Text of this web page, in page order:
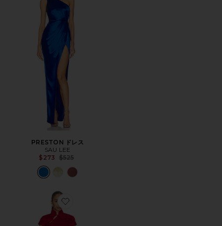
PRESTON ドレス
SAU LEE
$273 Previous price:
$525
Favorite ISABELLA ドレス